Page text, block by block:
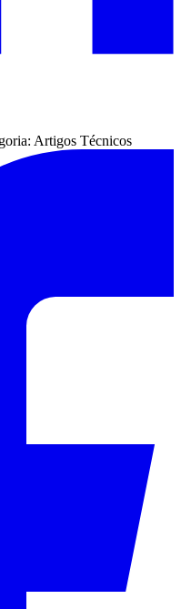
Artigos Técnicos